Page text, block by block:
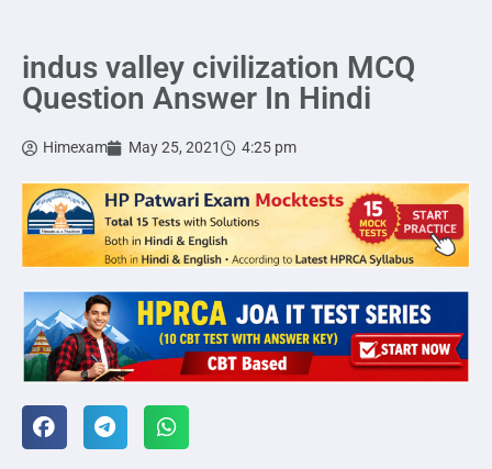
indus valley civilization MCQ
Question Answer In Hindi
Himexam May 25, 2021 4:25 pm